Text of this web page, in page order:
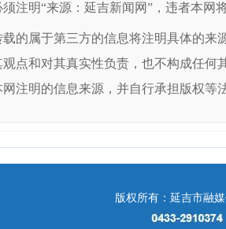
注明“来源：延吉新闻网”，违者本网
载的属于第三方的信息将注明具体的来
点和对其真实性负责，也不构成任何
注明的信息来源，并自行承担版权等
版权所有：延吉市融